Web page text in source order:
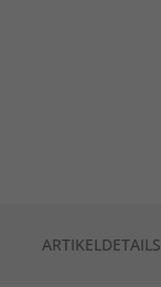
ARTIKELDETAILS